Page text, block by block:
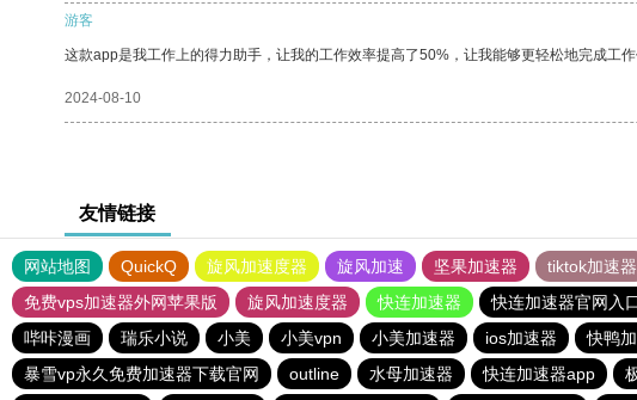
游客
这款app是我工作上的得力助手，让我的工作效率提高了50%，让我能够更轻松地完成工作
2024-08-10
友情链接
网站地图 QuickQ 旋风加速度器 旋风加速 坚果加速器 tiktok加速器
免费vps加速器外网苹果版
旋风加速度器 快连加速器 快连加速器官网入
哔咔漫画
瑞乐小说 小美 小美vpn 小美加速器 ios加速器 快鸭
暴雪vp永久免费加速器下载官网
outline 水母加速器 快连加速器app